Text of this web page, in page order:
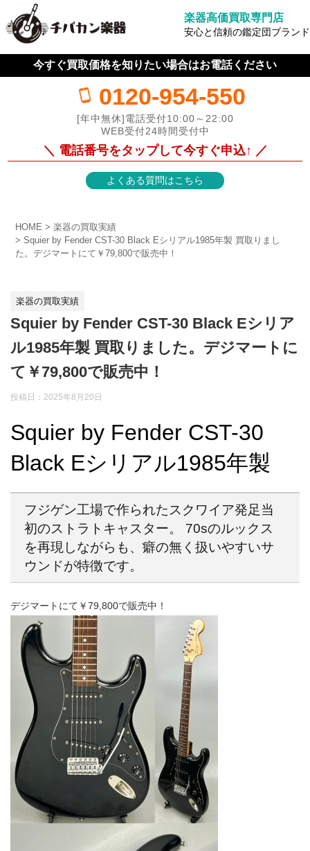
楽器高価買取専門店
安心と信頼の鑑定団ブランド
今すぐ買取価格を知りたい場合はお電話ください
0120-954-550
[年中無休]電話受付10:00～22:00
WEB受付24時間受付中
＼ 電話番号をタップして今すぐ申込↑ ／
よくある質問はこちら
HOME
楽器の買取実績
Squier by Fender CST-30 Black Eシリアル1985年製 買取りまし
た。デジマートにて￥79,800で販売中！
楽器の買取実績
Squier by Fender CST-30 Black Eシリア
ル1985年製 買取りました。デジマートに
て￥79,800で販売中！
投稿日：2025年8月20日
Squier by Fender CST-30
Black Eシリアル1985年製
フジゲン工場で作られたスクワイア発足当
初のストラトキャスター。 70sのルックス
を再現しながらも、癖の無く扱いやすいサ
ウンドが特徴です。
デジマートにて￥79,800で販売中！